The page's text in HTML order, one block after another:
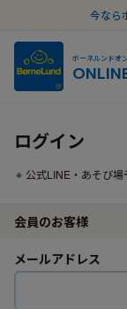
今なら
ボーネルンドオ
ログイン
公式LINE・あそび場
会員のお客様
メールアドレス